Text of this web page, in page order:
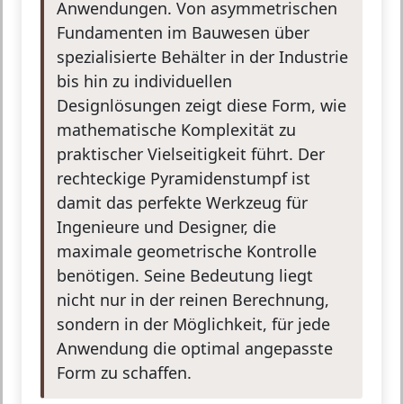
Anwendungen. Von asymmetrischen
Fundamenten im Bauwesen über
spezialisierte Behälter in der Industrie
bis hin zu individuellen
Designlösungen zeigt diese Form, wie
mathematische Komplexität zu
praktischer Vielseitigkeit führt. Der
rechteckige Pyramidenstumpf ist
damit das perfekte Werkzeug für
Ingenieure und Designer, die
maximale geometrische Kontrolle
benötigen. Seine Bedeutung liegt
nicht nur in der reinen Berechnung,
sondern in der Möglichkeit, für jede
Anwendung die optimal angepasste
Form zu schaffen.